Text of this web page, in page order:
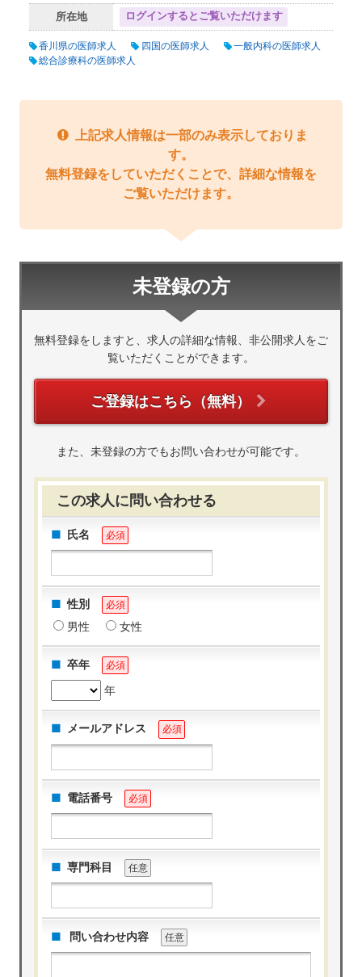
所在地 ログインするとご覧いただけます
香川県の医師求人 四国の医師求人
一般内科の医師求人
総合診療科の医師求人
上記求人情報は一部のみ表示しておりま
す。
無料登録をしていただくことで、詳細な情報を
ご覧いただけます。
未登録の方
無料登録をしますと、求人の詳細な情報、非公開求人をご
覧いただくことができます。
ご登録はこちら（無料）
また、未登録の方でもお問い合わせが可能です。
この求人に問い合わせる
氏名 必須
性別 必須
男性 女性
卒年 必須
年
メールアドレス 必須
電話番号 必須
専門科目 任意
問い合わせ内容 任意